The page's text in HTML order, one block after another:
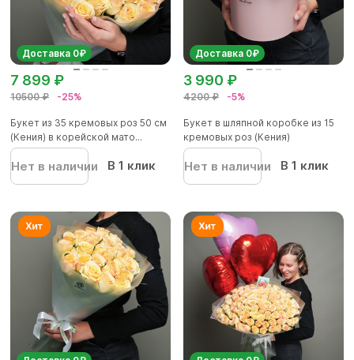
Доставка 0₽
10500 ₽ -25%
7 899 ₽
Букет из 35 кремовых роз 50 см
(Кения) в корейской мато...
Нет в наличии В 1 клик
Доставка 0₽
4200 ₽ -5%
3 990 ₽
Букет в шляпной коробке из 15
кремовых роз (Кения)
Нет в наличии В 1 клик